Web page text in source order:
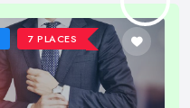
7 PLACES